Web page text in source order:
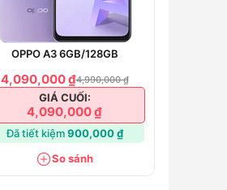
OPPO A3 6GB/128GB
4,090,000 ₫4,990,000 ₫
GIÁ CUỐI:
4,090,000 ₫
Đã tiết kiệm900,000 ₫
So sánh